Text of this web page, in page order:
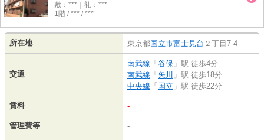
敷：***｜礼：***
1階 / *** / ***
所在地 東京都国立市富士見台 ２丁目7-4
交通
南武線 「 谷保 」駅 徒歩4分
南武線 「 矢川 」駅 徒歩18分
中央線 「 国立 」駅 徒歩22分
賃料 -
管理費等 -